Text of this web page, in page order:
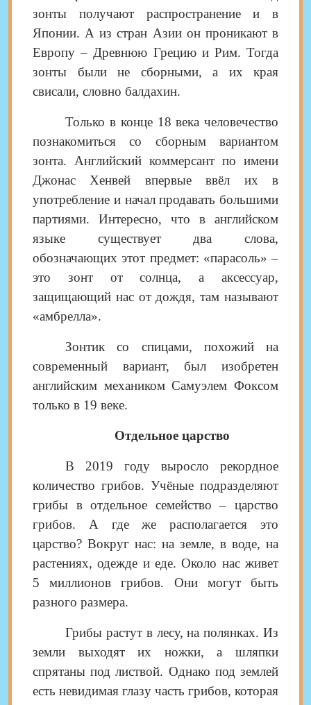
зонты получают распространение и в
Японии. А из стран Азии он проникают в
Европу – Древнюю Грецию и Рим. Тогда
зонты были не сборными, а их края
свисали, словно балдахин.
Только в конце 18 века человечество
познакомиться со сборным вариантом
зонта. Английский коммерсант по имени
Джонас Хенвей впервые ввёл их в
употребление и начал продавать большими
партиями. Интересно, что в английском
языке существует два слова,
обозначающих этот предмет: «парасоль» ‒
это зонт от солнца, а аксессуар,
защищающий нас от дождя, там называют
«амбрелла».
Зонтик со спицами, похожий на
современный вариант, был изобретен
английским механиком Самуэлем Фоксом
только в 19 веке.
Отдельное царство
В 2019 году выросло рекордное
количество грибов. Учёные подразделяют
грибы в отдельное семейство – царство
грибов. А где же располагается это
царство? Вокруг нас: на земле, в воде, на
растениях, одежде и еде. Около нас живет
5 миллионов грибов. Они могут быть
разного размера.
Грибы растут в лесу, на полянках. Из
земли выходят их ножки, а шляпки
спрятаны под листвой. Однако под землей
есть невидимая глазу часть грибов, которая